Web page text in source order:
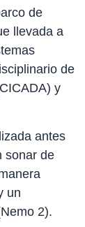
de
llevada a
de
y
antes
sonar de
un
2).